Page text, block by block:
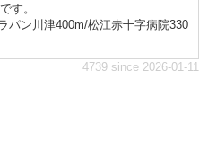
す。
パン川津400m/松江赤十字病院330
4739 since 2026-01-11